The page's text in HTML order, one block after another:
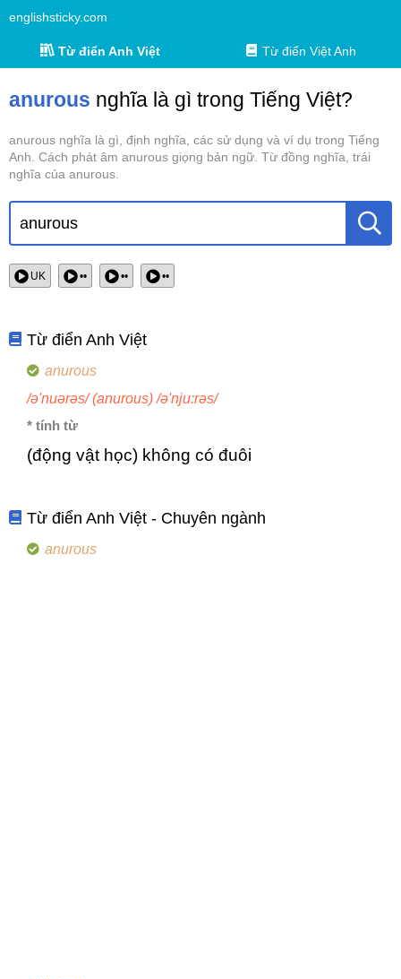
englishsticky.com
Từ điển Anh Việt Từ điển Việt Anh
anurous nghĩa là gì trong Tiếng Việt?
anurous nghĩa là gì, định nghĩa, các sử dụng và ví dụ trong Tiếng
Anh. Cách phát âm anurous giọng bản ngữ. Từ đồng nghĩa, trái
nghĩa của anurous.
UK •• •• ••
Từ điển Anh Việt
anurous
/ə'nuərəs/ (anurous) /ə'nju:rəs/
* tính từ
(động vật học) không có đuôi
Từ điển Anh Việt - Chuyên ngành
anurous